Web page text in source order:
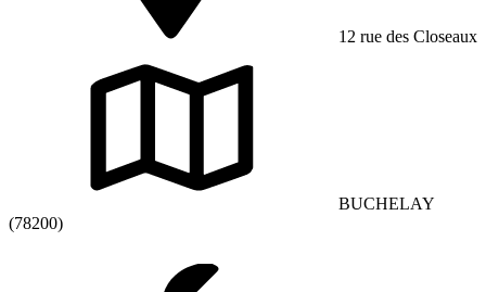
12 rue des Closeaux
BUCHELAY
(78200)